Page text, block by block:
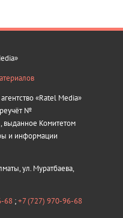
«Ratel Media»
№
выданное Комитетом
и информации
ул. Муратбаева,
68 ;+7 (727) 970-96-68